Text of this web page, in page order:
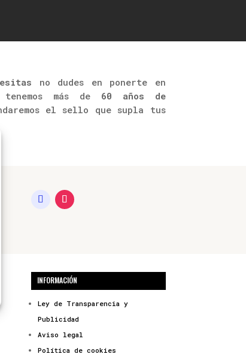
no dudes en ponerte en
tenemos más de 60 años de
el sello que supla tus
INFORMACIÓN
Ley de Transparencia y
Publicidad
Aviso legal
Política de cookies